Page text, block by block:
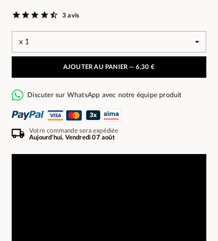
3 avis
AJOUTER AU PANIER — 6,30 €
Discuter sur WhatsApp avec notre équipe produit
Votre commande sera expédiée
Aujourd'hui, Vendredi 07 août